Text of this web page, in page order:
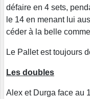
défaire en 4 sets,
le 14 en menant lui
céder à la belle
Le Pallet est toujours
Les doubles
Alex et Durga face au